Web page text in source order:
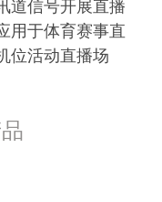
道信号开展直播
用于体育赛事直
位活动直播场